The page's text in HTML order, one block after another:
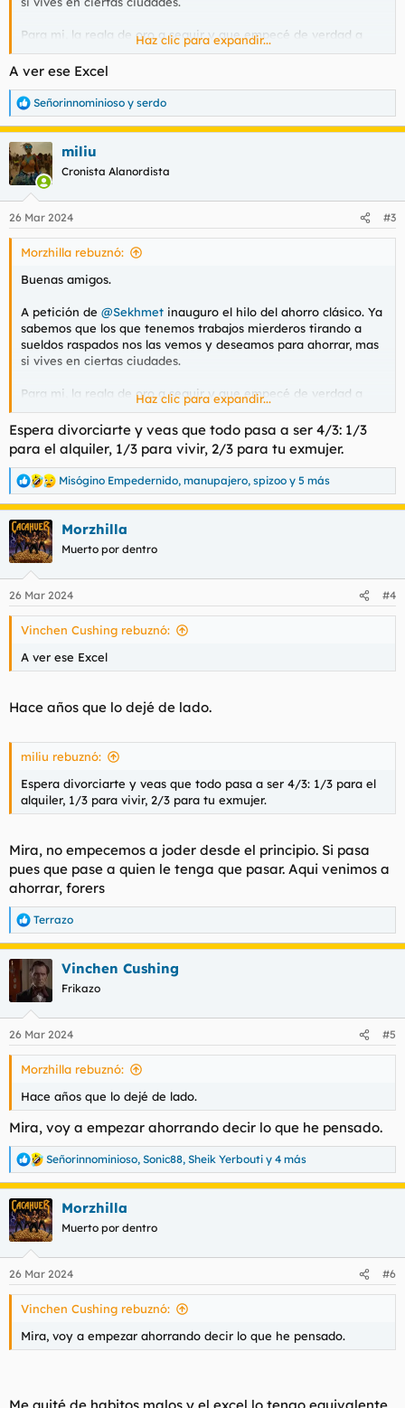
Para mi, la regla de oro a seguir y que empecé de verdad a
ahorrar fue con lo de los tercios. Un tercio para el alquiler, un
tercio para gastos de vivir y el otro tercio directamente a
puñetero gasto, porque he sido bien manirroto, todo bien
indexado por secciones y dandome cuenta en que se me iba el
dinero. Me hizo cambiar el chip, pensar si realmente
necesitaba esas cosas que estaba comprando y a ser menos
impulsivo.
Compartir trucos, metodos, formas de ahorrar ahora que el
dinero va perdiendo valor y como conseguir equivalentes que
no se devaluen tanto etc.
Haz clic para expandir...
A ver ese Excel
R
e
a
c
c
i
e
s
Señorinnominioso y serdo
miliu
Cronista Alanordista
26 Mar 2024 #3
Morzhilla rebuznó:
Buenas amigos.
A petición de @Sekhmet inauguro el hilo del ahorro clásico. Ya
sabemos que los que tenemos trabajos mierderos tirando a
sueldos raspados nos las vemos y deseamos para ahorrar, mas
si vives en ciertas ciudades.
Para mi, la regla de oro a seguir y que empecé de verdad a
ahorrar fue con lo de los tercios. Un tercio para el alquiler, un
tercio para gastos de vivir y el otro tercio directamente a
ahorrar. Me ayudo más hacerme un excel apuntandome cada
puñetero gasto, porque he sido bien manirroto, todo bien
indexado por secciones y dandome cuenta en que se me iba el
dinero. Me hizo cambiar el chip, pensar si realmente
necesitaba esas cosas que estaba comprando y a ser menos
impulsivo.
Compartir trucos, metodos, formas de ahorrar ahora que el
dinero va perdiendo valor y como conseguir equivalentes que
no se devaluen tanto etc.
Haz clic para expandir...
Espera divorciarte y veas que todo pasa a ser 4/3: 1/3
para el alquiler, 1/3 para vivir, 2/3 para tu exmujer.
R
e
a
c
c
i
e
s
Misógino Empedernido, manupajero, spizoo y 5 más
Morzhilla
Muerto por dentro
26 Mar 2024 #4
Vinchen Cushing rebuznó:
A ver ese Excel
Hace años que lo dejé de lado.
miliu rebuznó:
Espera divorciarte y veas que todo pasa a ser 4/3: 1/3 para el
alquiler, 1/3 para vivir, 2/3 para tu exmujer.
Mira, no empecemos a joder desde el principio. Si pasa
pues que pase a quien le tenga que pasar. Aqui venimos a
ahorrar, forers
R
e
a
c
c
i
e
s
Terrazo
Vinchen Cushing
Frikazo
26 Mar 2024 #5
Morzhilla rebuznó:
Hace años que lo dejé de lado.
Mira, voy a empezar ahorrando decir lo que he pensado.
R
e
a
c
c
i
e
s
Señorinnominioso, Sonic88, Sheik Yerbouti y 4 más
Morzhilla
Muerto por dentro
26 Mar 2024 #6
Vinchen Cushing rebuznó:
Mira, voy a empezar ahorrando decir lo que he pensado.
Me quité de habitos malos y el excel lo tengo equivalente